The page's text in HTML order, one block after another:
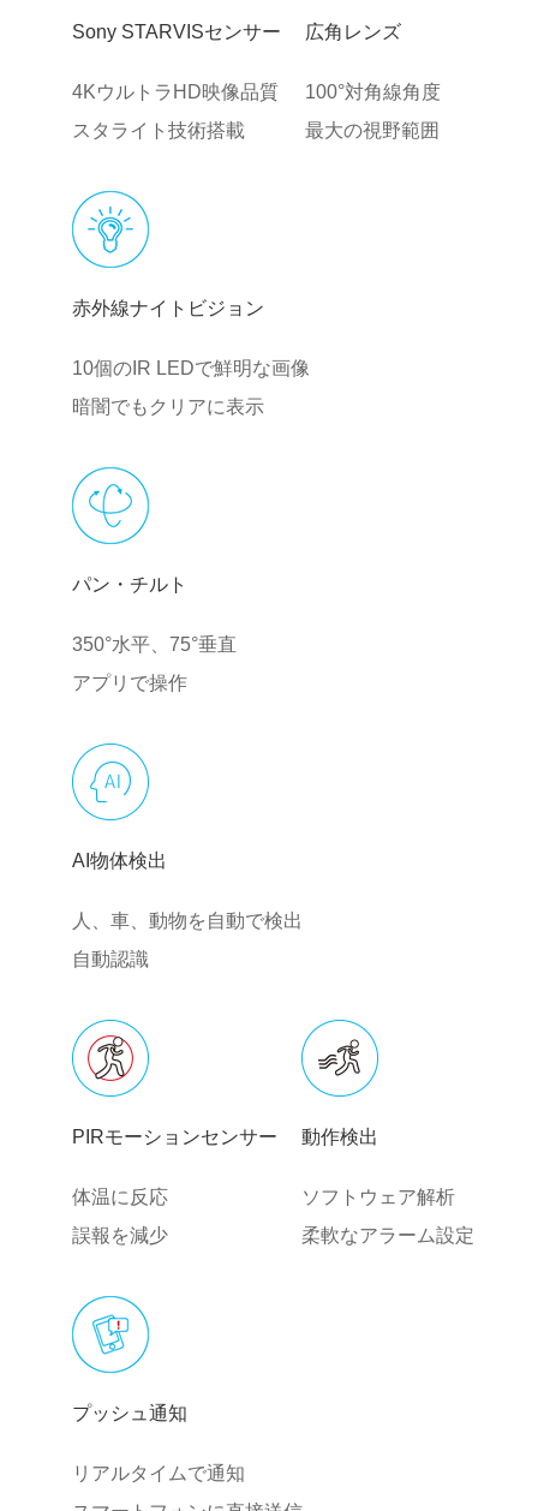
Sony STARVISセンサー
4KウルトラHD映像品質
スタライト技術搭載
広角レンズ
100°対角線角度
最大の視野範囲
赤外線ナイトビジョン
10個のIR LEDで鮮明な画像
暗闇でもクリアに表示
パン・チルト
350°水平、75°垂直
アプリで操作
AI物体検出
人、車、動物を自動で検出
自動認識
PIRモーションセンサー
体温に反応
誤報を減少
動作検出
ソフトウェア解析
柔軟なアラーム設定
プッシュ通知
リアルタイムで通知